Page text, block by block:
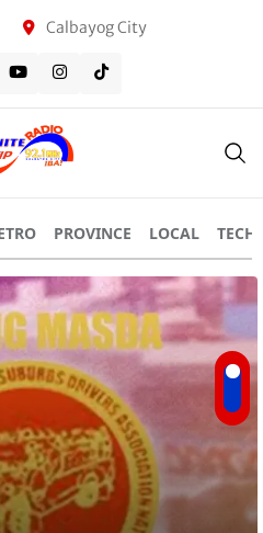
Calbayog City
PROVINCE LOCAL TECH